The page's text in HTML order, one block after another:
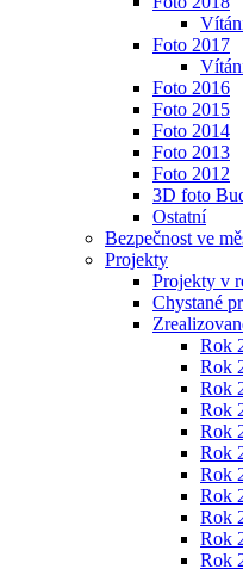
Foto 2017
Foto 2016
Foto 2015
Foto 2014
Foto 2013
Foto 2012
3D foto
Ostatní
Bezpečnost ve
Projekty
Projekty v
Chystané
Rok
Rok
Rok
Rok
Rok
Rok
Rok
Rok
Rok
Rok
Rok